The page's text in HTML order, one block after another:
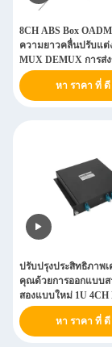
8CH ABS Box
ความยาวคลื่นปรับแต่
MUX DEMUX การส่
หา ราคา ที่
ปรับปรุงประสิทธิภาพ
คุณด้วยการออกแบบส
สองแบบใหม่ 1U 4CH
Demux LGX Box สํา
เครือข่ายหา ราคา ที่